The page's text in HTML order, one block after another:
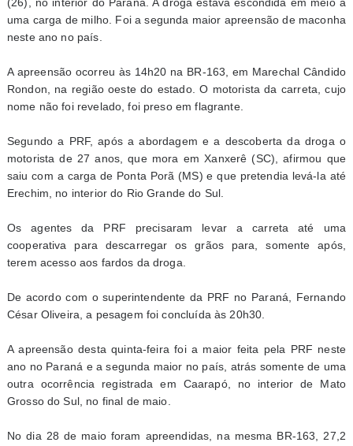
uma carga de milho. Foi a segunda maior apreensão de maconha
neste ano no país.
A apreensão ocorreu às 14h20 na BR-163, em Marechal Cândido
Rondon, na região oeste do estado. O motorista da carreta, cujo
nome não foi revelado, foi preso em flagrante.
Segundo a PRF, após a abordagem e a descoberta da droga o
motorista de 27 anos, que mora em Xanxerê (SC), afirmou que
saiu com a carga de Ponta Porã (MS) e que pretendia levá-la até
Erechim, no interior do Rio Grande do Sul.
Os agentes da PRF precisaram levar a carreta até uma
cooperativa para descarregar os grãos para, somente após,
terem acesso aos fardos da droga.
De acordo com o superintendente da PRF no Paraná, Fernando
César Oliveira, a pesagem foi concluída às 20h30.
A apreensão desta quinta-feira foi a maior feita pela PRF neste
ano no Paraná e a segunda maior no país, atrás somente de uma
outra ocorrência registrada em Caarapó, no interior de Mato
Grosso do Sul, no final de maio.
No dia 28 de maio foram apreendidas, na mesma BR-163, 27,2